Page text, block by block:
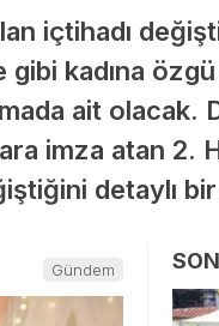
içtihadı
gibi kadına
ait olacak.
imza atan 2.
detaylı
Gündem